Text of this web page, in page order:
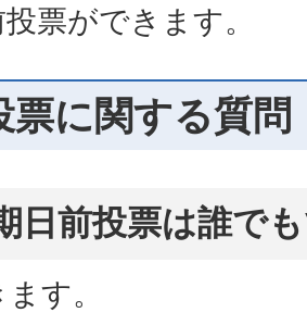
票ができます。
票に関する質問
日前投票は誰で
す。